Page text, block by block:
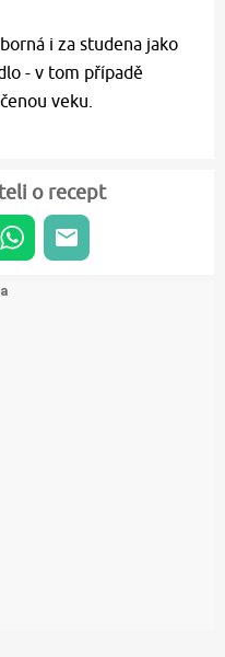
i za studena jako
- v tom případě
veku.
o recept